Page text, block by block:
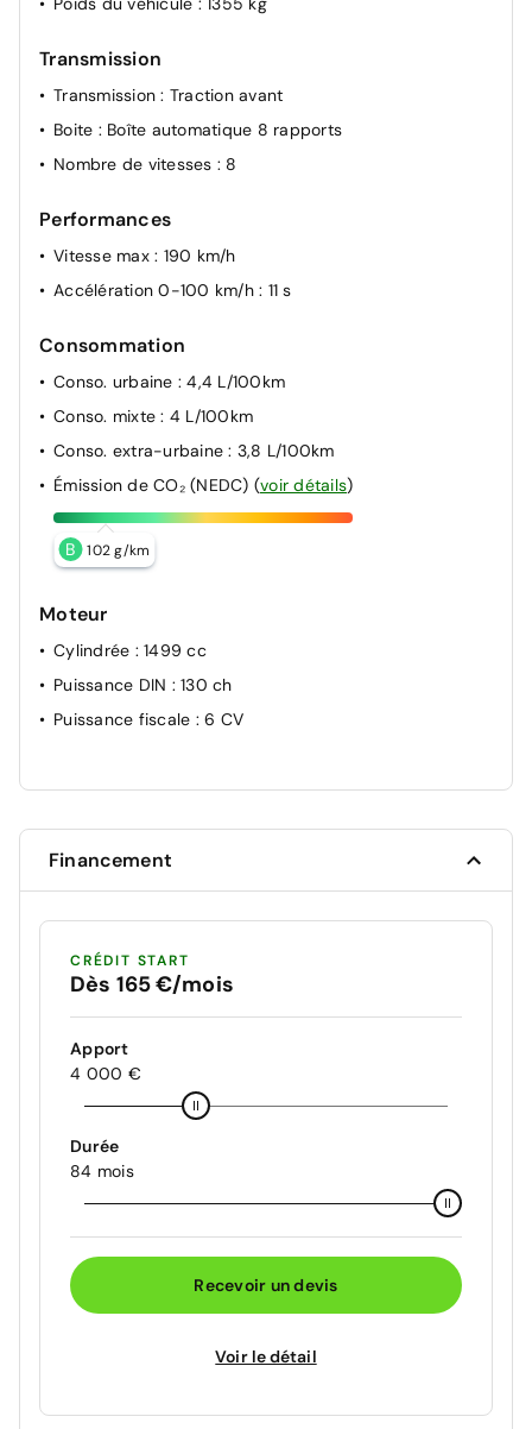
Transmission
Transmission: Traction avant
Boite : Boîte automatique 8 rapports
Nombre de vitesses : 8
Performances
Vitesse max : 190 km/h
Accélération 0-100 km/h : 11 s
Consommation
Conso. urbaine : 4,4 L/100km
Conso. mixte: 4 L/100km
Conso. extra-urbaine: 3,8 L/100km
Émission de CO₂ (NEDC) (voir détails)
B 102 g/km
Moteur
Cylindrée : 1499 cc
Puissance DIN : 130 ch
Puissance fiscale : 6 CV
Financement
CRÉDIT START
Dès 165 €/mois
Apport
4 000 €
Durée
84 mois
Recevoir un devis
Voir le détail